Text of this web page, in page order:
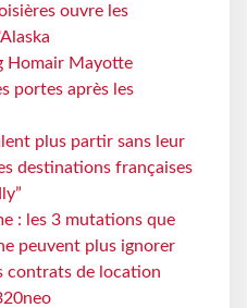
ouvre les
Homair Mayotte
portes après les
plus partir sans leur
destinations françaises
: les 3 mutations que
peuvent plus ignorer
contrats de location